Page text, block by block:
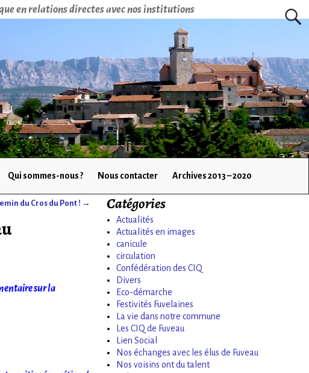
en relations directes avec nos institutions
Qui sommes-nous ? Nous contacter Archives 2013 – 2020
du Cros du Pont ! →
sur la
Catégories
Actualités
Actualités en images
canicule
circulation
Confédération des CIQ
Divers
Eco-démarche
Festivités Fuvelaines
La vie dans notre commune
Les CIQ de Fuveau
Lien Social
Nos échanges avec les élus de Fuveau
Nos voisins ont du talent